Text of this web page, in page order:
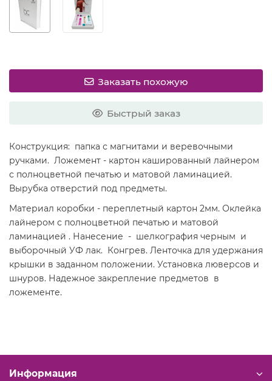
Заказать похожую
Быстрый заказ
Конструкция: папка с магнитами и веревочными
ручками. Ложемент - картон кашированный лайнером
с полноцветной печатью и матовой ламинацией.
Вырубка отверстий под предметы.
Материал коробки - переплетный картон 2мм. Оклейка
лайнером с полноцветной печатью и матовой
ламинацией . Нанесение - шелкография черным и
выборочный УФ лак. Конгрев. Ленточка для удержания
крышки в заданном положении. Установка люверсов и
шнуров. Надежное закрепление предметов в
ложементе.
Информация